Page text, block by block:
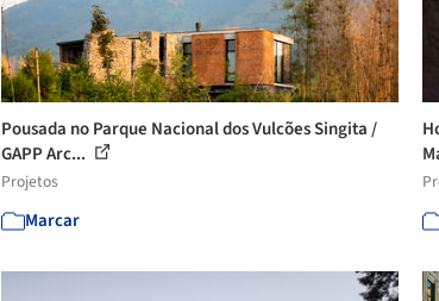
Pousada no Parque Nacional dos Vulcões Singita /
GAPP Arc...
Projetos
Marcar